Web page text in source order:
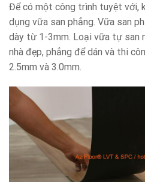
Để có một công trình tuyệt với,
dụng vữa san phẳng. Vữa san
dày từ 1-3mm. Loại vữa tự san
nhà đẹp, phẳng để dán và thi
2.5mm và 3.0mm.